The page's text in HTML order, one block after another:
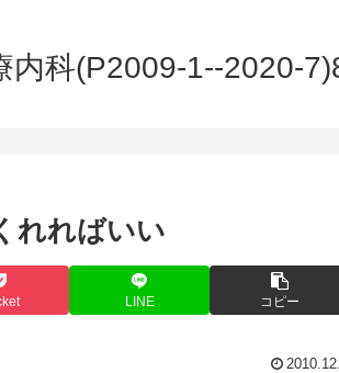
内科(P2009-1--2020-
れればいい
LINE コピー